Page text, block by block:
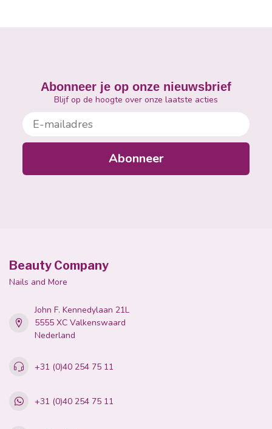
Abonneer je op onze nieuwsbrief
Blijf op de hoogte over onze laatste acties
E-mailadres
Abonneer
Beauty Company
Nails and More
John F. Kennedylaan 21L
5555 XC Valkenswaard
Nederland
+31 (0)40 254 75 11
+31 (0)40 254 75 11